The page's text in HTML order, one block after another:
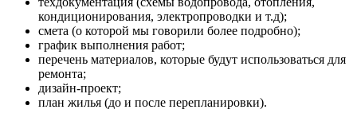
кондиционирования, электропроводки и т.д);
смета (о которой мы говорили более подробно);
график выполнения работ;
перечень материалов, которые будут использоваться для
ремонта;
дизайн-проект;
план жилья (до и после перепланировки).